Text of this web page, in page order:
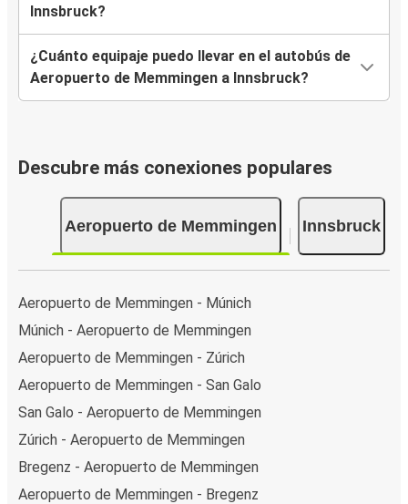
Innsbruck?
¿Cuánto equipaje puedo llevar en el autobús de
Aeropuerto de Memmingen a Innsbruck?
Descubre más conexiones populares
Aeropuerto de Memmingen Innsbruck
Aeropuerto de Memmingen - Múnich
Múnich - Aeropuerto de Memmingen
Aeropuerto de Memmingen - Zúrich
Aeropuerto de Memmingen - San Galo
San Galo - Aeropuerto de Memmingen
Zúrich - Aeropuerto de Memmingen
Bregenz - Aeropuerto de Memmingen
Aeropuerto de Memmingen - Bregenz